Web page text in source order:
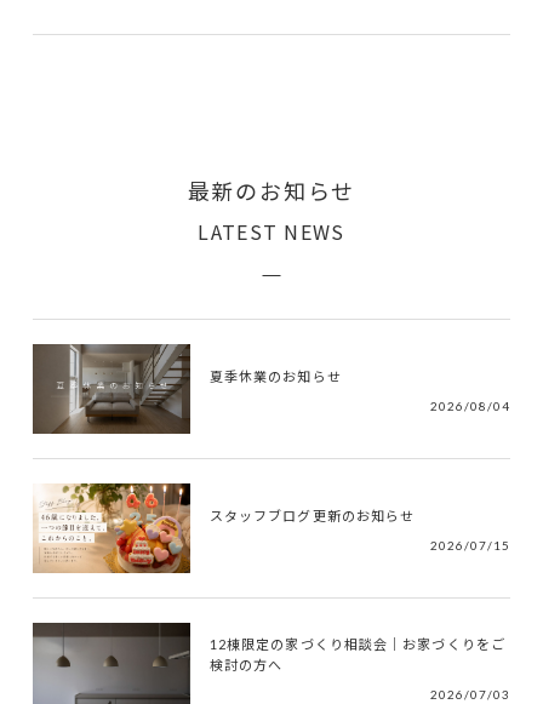
最新のお知らせ
LATEST NEWS
夏季休業のお知らせ
2026/08/04
スタッフブログ更新のお知らせ
2026/07/15
12棟限定の家づくり相談会｜お家づくりをご
検討の方へ
2026/07/03